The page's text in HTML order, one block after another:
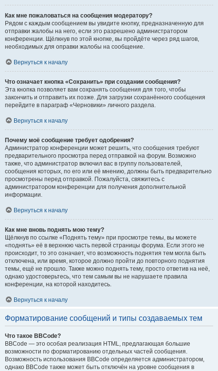
Как мне пожаловаться на сообщения модератору?
Рядом с каждым сообщением вы увидите кнопку, предназначенную для
отправки жалобы на него, если это разрешено администратором
конференции. Щёлкнув по этой кнопке, вы пройдёте через ряд шагов,
необходимых для оправки жалобы на сообщение.
Вернуться к началу
Что означает кнопка «Сохранить» при создании сообщения?
Эта кнопка позволяет вам сохранять сообщения для того, чтобы
закончить и отправить их позже. Для загрузки сохранённого сообщения
перейдите в параграф «Черновики» личного раздела.
Вернуться к началу
Почему моё сообщение требует одобрения?
Администратор конференции может решить, что сообщения требуют
предварительного просмотра перед отправкой на форум. Возможно
также, что администратор включил вас в группу пользователей,
сообщения которых, по его или её мнению, должны быть предварительно
просмотрены перед отправкой. Пожалуйста, свяжитесь с
администратором конференции для получения дополнительной
информации.
Вернуться к началу
Как мне вновь поднять мою тему?
Щёлкнув по ссылке «Поднять тему» при просмотре темы, вы можете
«поднять» её в верхнюю часть первой страницы форума. Если этого не
происходит, то это означает, что возможность поднятия тем могла быть
отключена, или время, которое должно пройти до повторного поднятия
темы, ещё не прошло. Также можно поднять тему, просто ответив на неё,
однако удостоверьтесь, что тем самым вы не нарушаете правила
конференции, на которой находитесь.
Вернуться к началу
Форматирование сообщений и типы создаваемых тем
Что такое BBCode?
BBCode — это особая реализация HTML, предлагающая большие
возможности по форматированию отдельных частей сообщения.
Возможность использования BBCode определяется администратором,
однако BBCode также может быть отключён на уровне сообщения в